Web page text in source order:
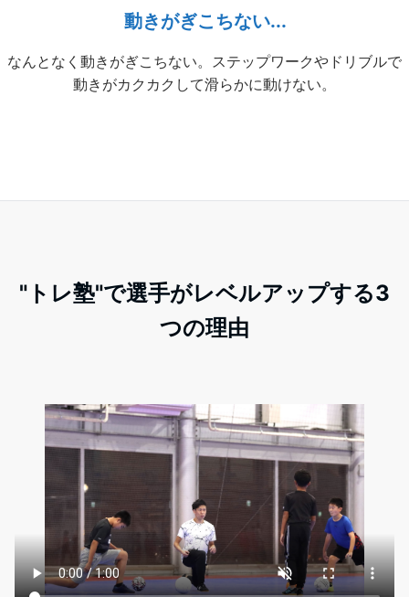
動きがぎこちない...
なんとなく動きがぎこちない。ステップワークやドリブルで
動きがカクカクして滑らかに動けない。
"トレ塾"で選手がレベルアップする3
つの理由